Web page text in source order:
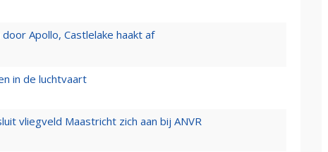
Apollo, Castlelake haakt af
in de luchtvaart
vliegveld Maastricht zich aan bij ANVR